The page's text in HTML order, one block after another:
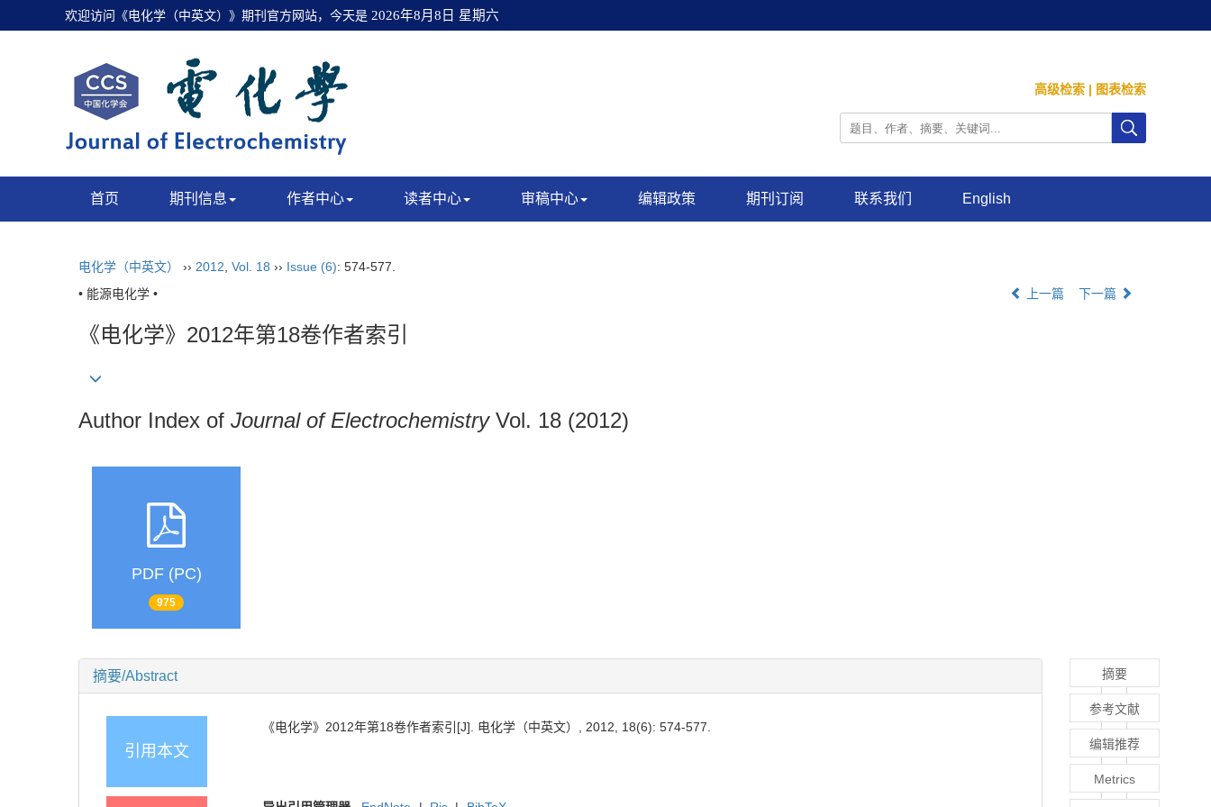
欢迎访问《电化学（中英文）》期刊官方网站，今天是 2026年8月8日 星期六
高级检索 | 图表检索
首页 期刊信息 作者中心 读者中心 审稿中心 编辑政策 期刊订阅 联系我们 English
电化学（中英文） ›› 2012 Vol. 18 ›› Issue (6): 574-577.
• 能源电化学 •
上一篇 下一篇
《电化学》2012年第18卷作者索引
Author Index of Journal of ElectrochemistryVol. 18 (2012)
PDF (PC)
975
摘要/Abstract
引用本文
《电化学》2012年第18卷作者索引[J]. 电化学（中英文）, 2012, 18(6): 574-577.
摘要
参考文献
编辑推荐
Metrics